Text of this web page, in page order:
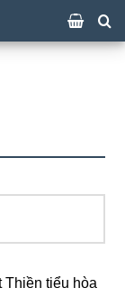
Thiền tiểu hòa